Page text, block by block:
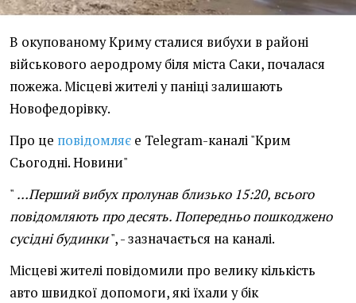
В окупованому Криму сталися вибухи в районі
військового аеродрому біля міста Саки, почалася
пожежа. Місцеві жителі у паніці залишають
Новофедорівку.
Про це повідомляє e Telegram-каналі "Крим
Сьогодні. Новини"
" …Перший вибух пролунав близько 15:20, всього
повідомляють про десять. Попередньо пошкоджено
сусідні будинки", - зазначається на каналі.
Місцеві жителі повідомили про велику кількість
авто швидкої допомоги, які їхали у бік